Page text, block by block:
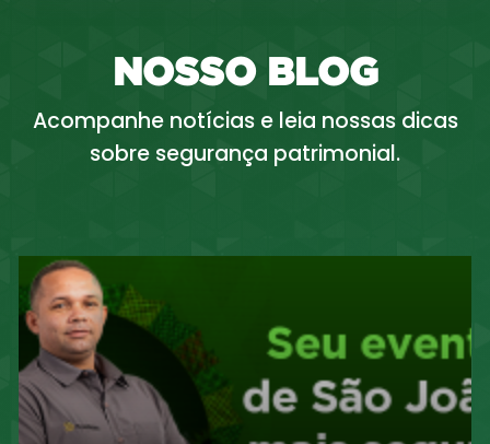
NOSSO BLOG
Acompanhe notícias e leia nossas dicas
sobre segurança patrimonial.